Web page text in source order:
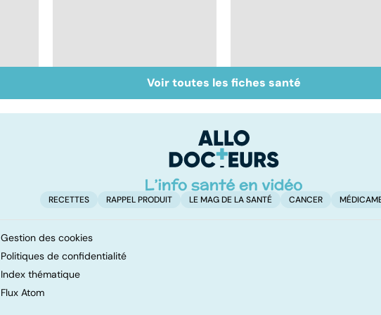
Dérèglement
hormonal : et si
Tout savoir sur les
infections
Voir toutes les fiches santé
RECETTES RAPPEL PRODUIT LE MAG DE LA SANTÉ CANCER
Gestion des cookies
Politiques de confidentialité
Index thématique
Flux Atom